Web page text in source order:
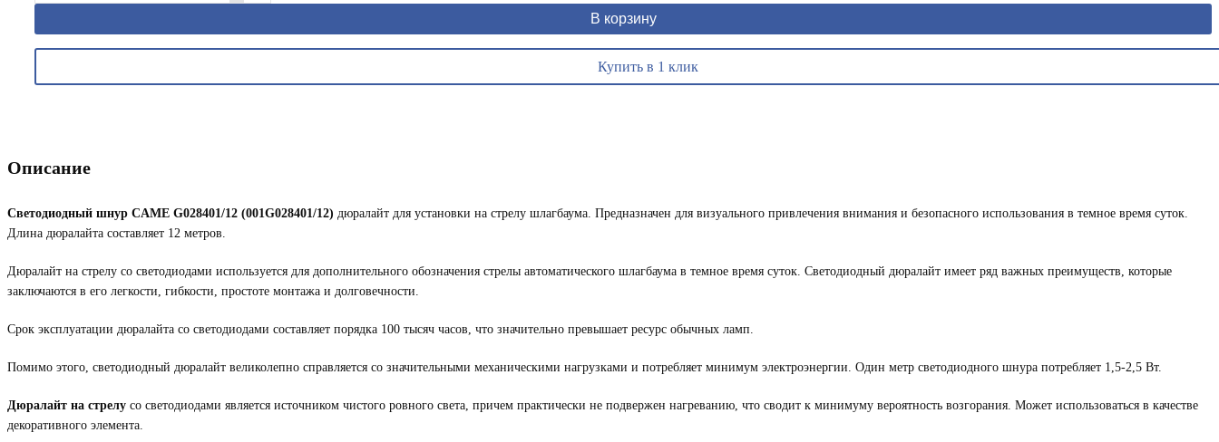
В корзину
Купить в 1 клик
Описание
Светодиодный шнур CAME G028401/12 (001G028401/12) дюралайт для установки на стрелу шлагбаума. Предназначен для визуального привлечения внимания и безопасного использования в темное время суток.
Длина дюралайта составляет 12 метров.
Дюралайт на стрелу со светодиодами используется для дополнительного обозначения стрелы автоматического шлагбаума в темное время суток. Светодиодный дюралайт имеет ряд важных преимуществ, которые
заключаются в его легкости, гибкости, простоте монтажа и долговечности.
Срок эксплуатации дюралайта со светодиодами составляет порядка 100 тысяч часов, что значительно превышает ресурс обычных ламп.
Помимо этого, светодиодный дюралайт великолепно справляется со значительными механическими нагрузками и потребляет минимум электроэнергии. Один метр светодиодного шнура потребляет 1,5-2,5 Вт.
Дюралайт на стрелу со светодиодами является источником чистого ровного света, причем практически не подвержен нагреванию, что сводит к минимуму вероятность возгорания. Может использоваться в качестве
декоративного элемента.